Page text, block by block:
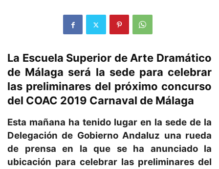
La Escuela Superior de Arte Dramático
de Málaga será la sede para celebrar
las preliminares del próximo concurso
del COAC 2019 Carnaval de Málaga
Esta mañana ha tenido lugar en la sede de la
Delegación de Gobierno Andaluz una rueda
de prensa en la que se ha anunciado la
ubicación para celebrar las preliminares del